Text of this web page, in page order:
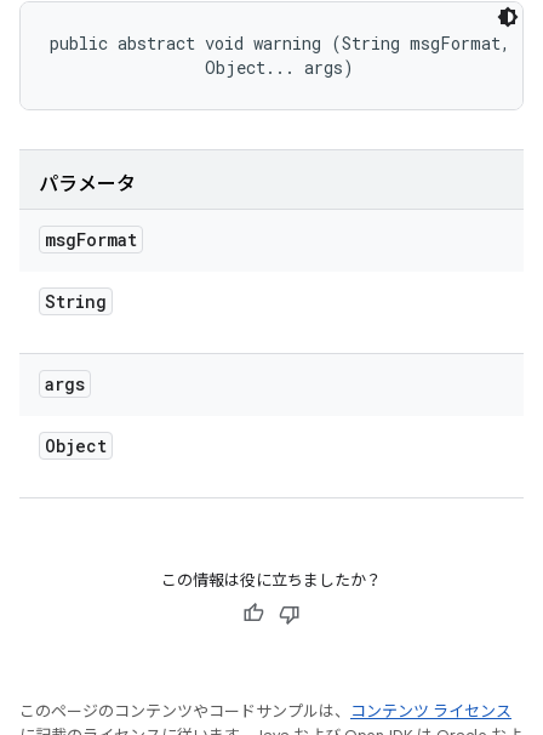
public abstract void warning (String msgFormat,
                Object... args)
パラメータ
msgFormat
String
args
Object
この情報は役に立ちましたか？
このページのコンテンツやコードサンプルは、
コンテンツ ライセンス